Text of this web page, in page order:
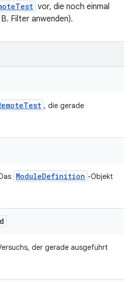
vor, die noch einmal
Filter anwenden).
Test , die gerade
ModuleDefinition -Objekt
der gerade ausgeführt